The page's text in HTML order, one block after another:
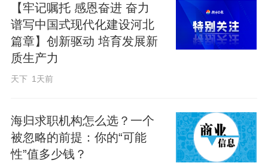
16年前，北京市第八中学开始将课堂“搬”进
这片林海。“塞罕坝三代建设者不仅创造了
荒原变林海的绿色奇迹，更在风沙线上为
北京筑起了一道生态屏障。这里的每一棵
们和塞罕坝定下了这场‘绿色之约’。”副校
长梁东升说。
【牢记嘱托 感恩奋进 奋力
谱写中国式现代化建设河北
篇章】创新驱动 培育发展新
质生产力
天下 1天前
海归求职机构怎么选？一个
被忽略的前提：你的“可能
性”值多少钱？